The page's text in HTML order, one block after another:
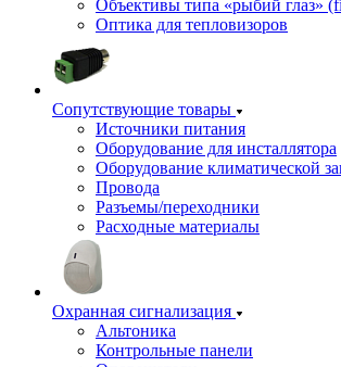
Объективы типа «рыбий глаз»
Оптика для тепловизоров
Сопутствующие товары
Источники питания
Оборудование для инсталлятора
Оборудование климатической
Провода
Разъемы/переходники
Расходные материалы
Охранная сигнализация
Альтоника
Контрольные панели